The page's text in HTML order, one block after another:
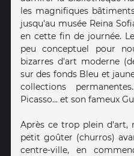
les magnifiques
jusqu'au musée Reina
en cette fin de journée.
peu conceptuel pour
bizarres d'art moderne
sur des fonds Bleu et
collections
Picasso... et son fameux
Après ce trop plein d'art,
petit goûter (churros)
centre-ville, en